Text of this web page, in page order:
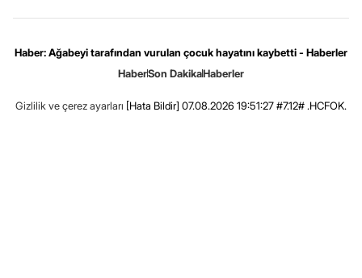
Haber: Ağabeyi tarafından vurulan çocuk hayatını kaybetti - Haberler
HaberSon DakikaHaberler
Gizlilik ve çerez ayarları [Hata Bildir] 07.08.2026 19:51:27 #7.12# .HCFOK.